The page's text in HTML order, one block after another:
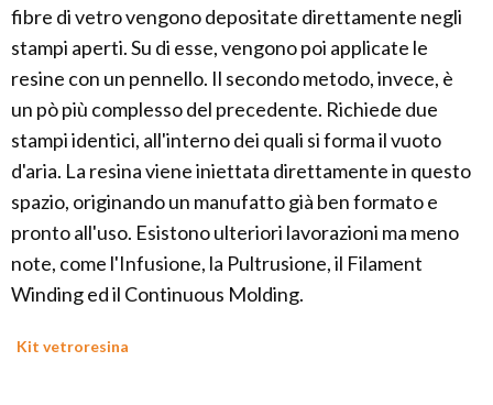
fibre di vetro vengono depositate direttamente negli
stampi aperti. Su di esse, vengono poi applicate le
resine con un pennello. Il secondo metodo, invece, è
un pò più complesso del precedente. Richiede due
stampi identici, all'interno dei quali si forma il vuoto
d'aria. La resina viene iniettata direttamente in questo
spazio, originando un manufatto già ben formato e
pronto all'uso. Esistono ulteriori lavorazioni ma meno
note, come l'Infusione, la Pultrusione, il Filament
Winding ed il Continuous Molding.
Kit vetroresina